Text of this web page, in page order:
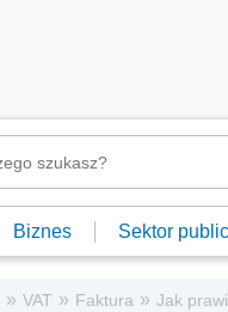
Biznes Sektor
» VAT » Faktura » Jak